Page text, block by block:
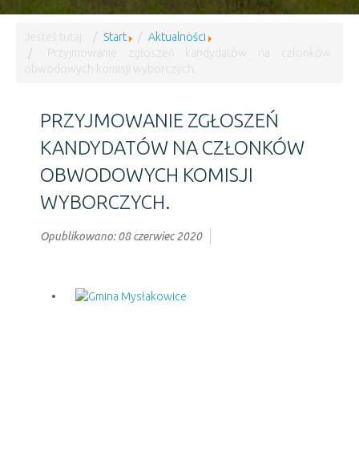
Jesteś tutaj: Start
Aktualności
Przyjmowanie zgłoszeń kandydatów na członków
obwodowych komisji wyborczych.
PRZYJMOWANIE ZGŁOSZEŃ
KANDYDATÓW NA CZŁONKÓW
OBWODOWYCH KOMISJI
WYBORCZYCH.
Opublikowano: 08 czerwiec 2020